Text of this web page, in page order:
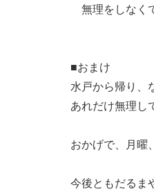
無理をしなく
■おまけ
水戸から帰り、
あれだけ無理し
おかげで、月曜
今後ともだるま